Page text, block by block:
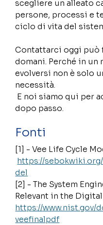
scegliere un alleato
persone, processi e
ciclo di vita del
Contattarci oggi può
domani. Perché in un
evolversi non è solo
necessità.
E noi siamo qui per
dopo passo.
Fonti
[1] - Vee Life Cycle
https://
del
[2] - The System
Relevant in the
https://www.nist.gov/
veefinalpdf